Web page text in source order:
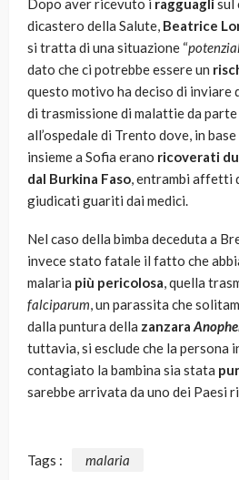
Dopo aver ricevuto i ragguaglisul
dicastero della Salute, Beatrice
si tratta di una situazione “
dato che ci potrebbe essere un
questo motivo ha deciso di inviare
di trasmissione di malattie da
all’ospedale di Trento dove, in
insieme a Sofia erano ricoverati
dal Burkina Faso, entrambi affetti
giudicati guariti dai medici.
Nel caso della bimba deceduta a
invece stato fatale il fatto che
malaria più pericolosa, quella
falciparum, un parassita che
dalla puntura della zanzara
tuttavia, si esclude che la persona
contagiato la bambina sia stata
sarebbe arrivata da uno dei Paesi
Tags : malaria